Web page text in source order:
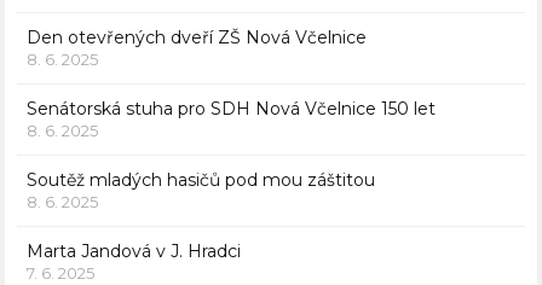
Den otevřených dveří ZŠ Nová Včelnice
8. 6. 2025
Senátorská stuha pro SDH Nová Včelnice 150 let
8. 6. 2025
Soutěž mladých hasičů pod mou záštitou
8. 6. 2025
Marta Jandová v J. Hradci
7. 6. 2025